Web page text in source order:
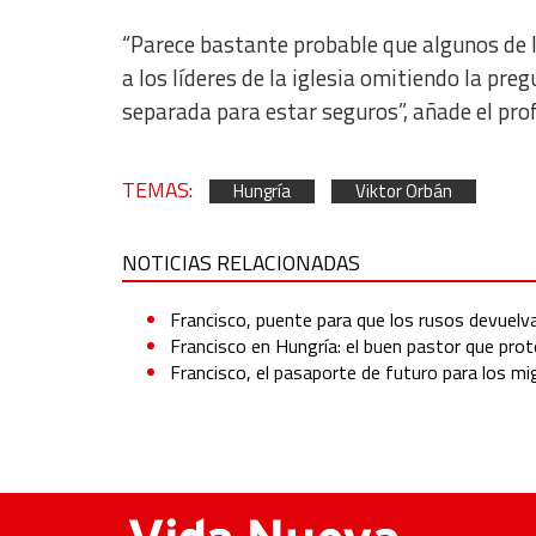
“Parece bastante probable que algunos
a los líderes de la iglesia omitiendo la
separada para estar seguros”, añade el
TEMAS: Hungría Viktor Orbán
NOTICIAS RELACIONADAS
Francisco, puente para que los rusos
Francisco en Hungría: el buen pastor que
Francisco, el pasaporte de futuro para los
Advertising